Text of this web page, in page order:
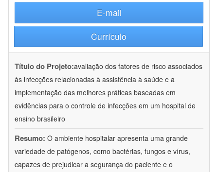
E-mail
Currículo
Título do Projeto:avaliação dos fatores de risco associados
às infecções relacionadas à assistência à saúde e a
implementação das melhores práticas baseadas em
evidências para o controle de infecções em um hospital de
ensino brasileiro
Resumo: O ambiente hospitalar apresenta uma grande
variedade de patógenos, como bactérias, fungos e vírus,
capazes de prejudicar a segurança do paciente e o